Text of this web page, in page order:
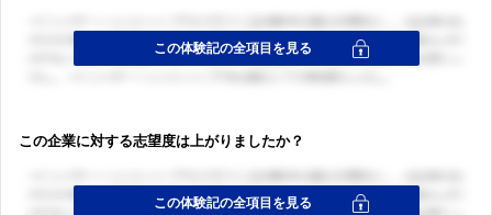
この企業に対する志望度は上がりましたか？